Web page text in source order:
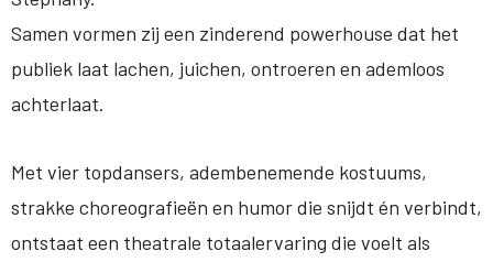
Samen vormen zij een zinderend powerhouse dat het
publiek laat lachen, juichen, ontroeren en ademloos
achterlaat.
Met vier topdansers, adembenemende kostuums,
strakke choreografieën en humor die snijdt én verbindt,
ontstaat een theatrale totaalervaring die voelt als